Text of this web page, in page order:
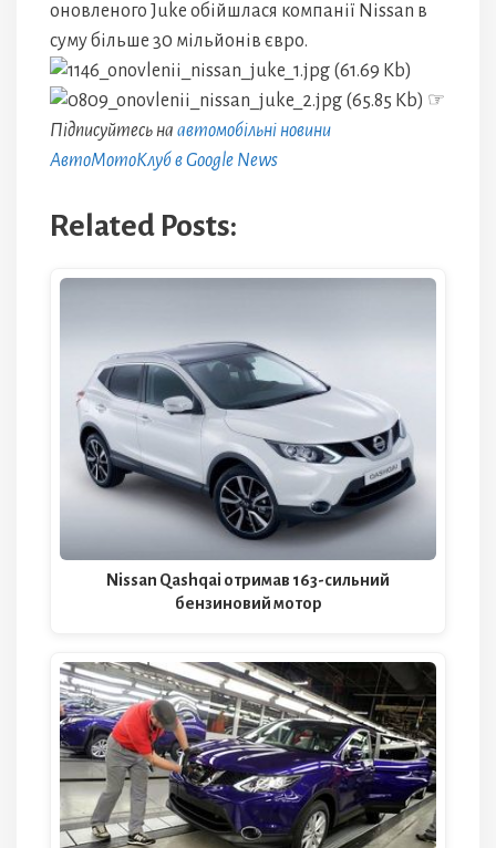
оновленого Juke обійшлася компанії Nissan в
суму більше 30 мільйонів євро.
☞
Підписуйтесь на автомобільні новини
АвтоМотоКлуб в Google News
Related Posts:
Nissan Qashqai отримав 163-сильний
бензиновий мотор